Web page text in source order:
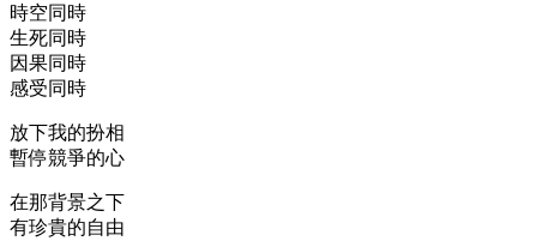
時空同時
生死同時
因果同時
感受同時
放下我的扮相
暫停競爭的心
在那背景之下
有珍貴的自由